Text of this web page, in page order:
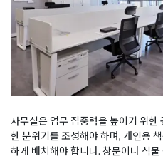
사무실은 업무 집중력을 높이기 위한
한 분위기를 조성해야 하며, 개인용
하게 배치해야 합니다. 창문이나 식